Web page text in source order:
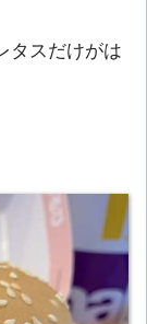
タスだけがは